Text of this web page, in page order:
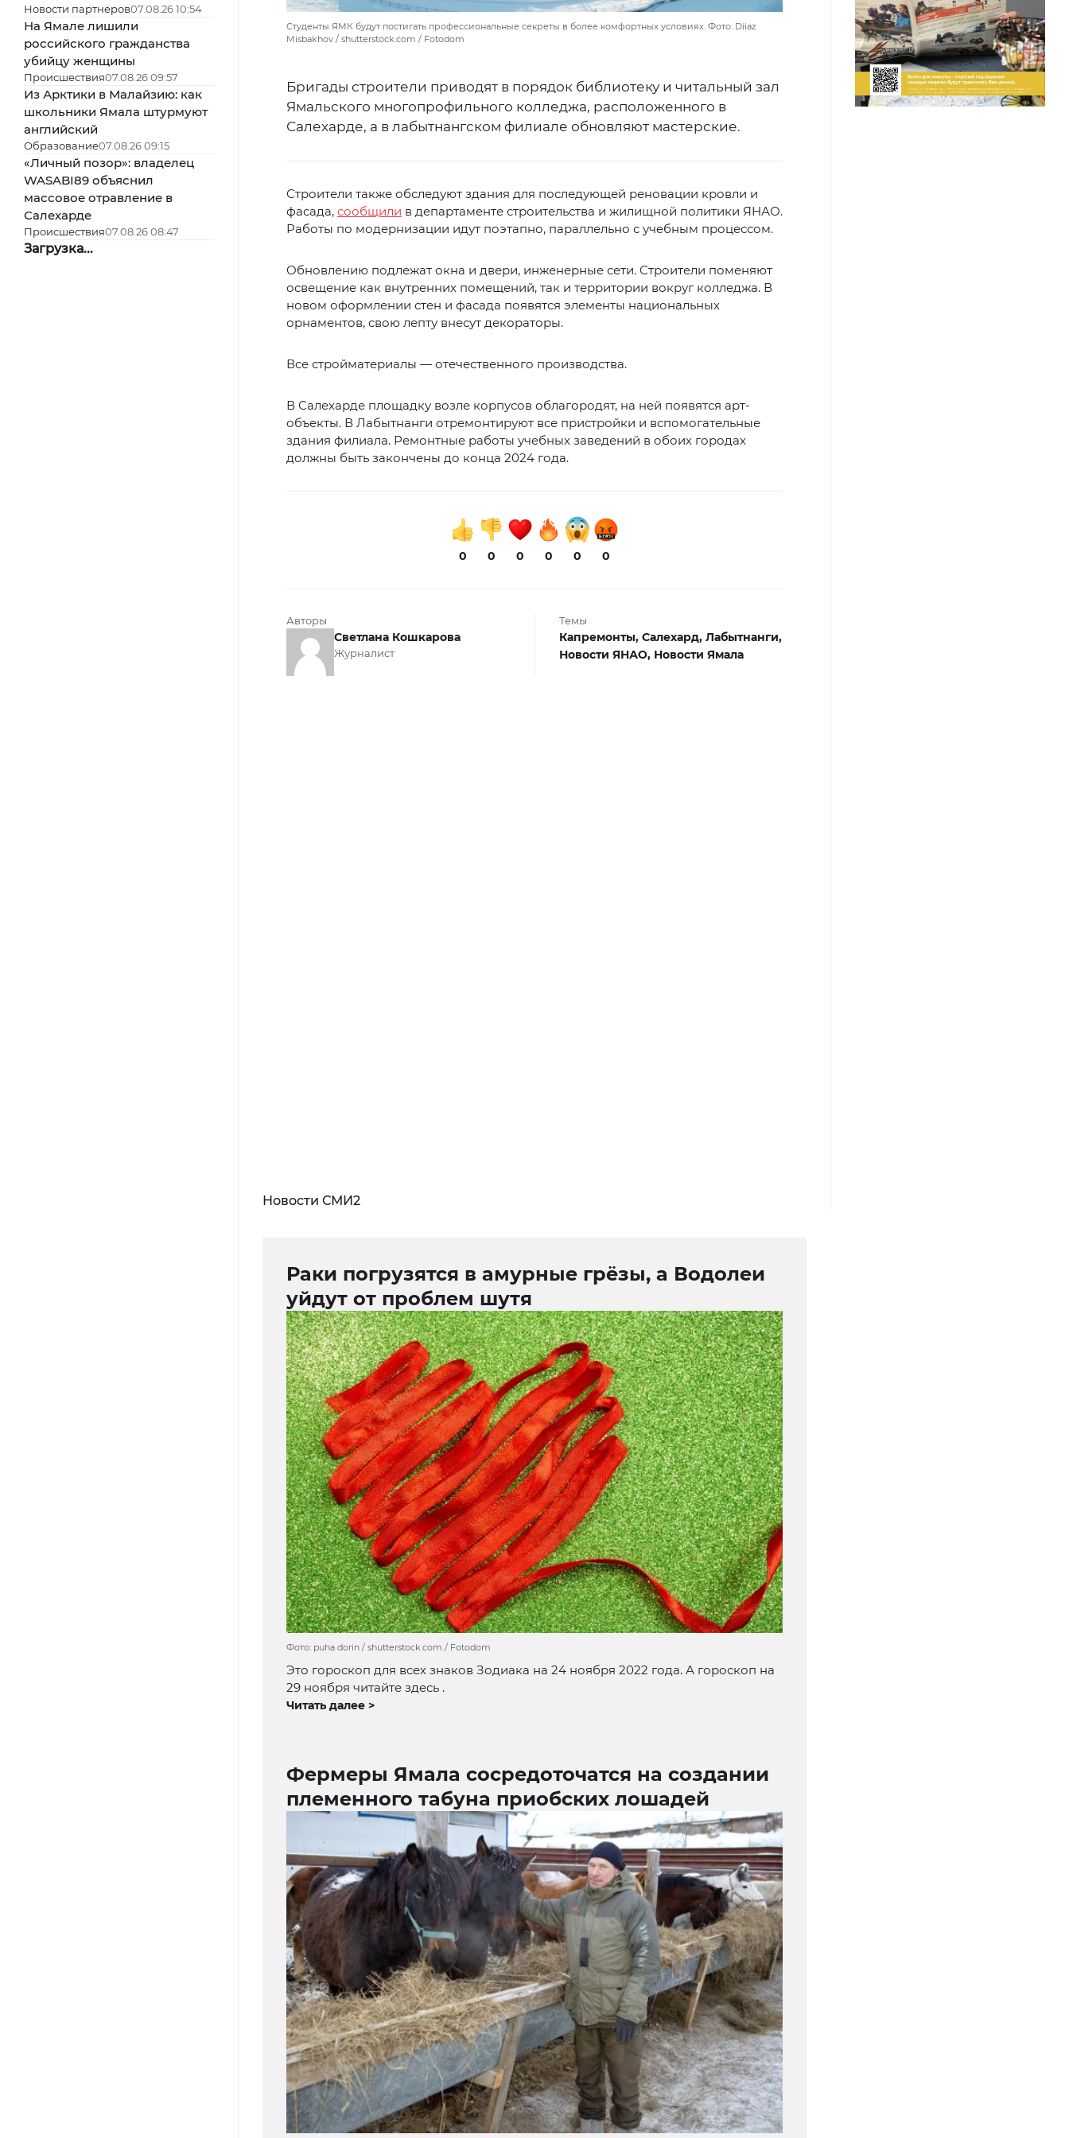
Новости партнёров07.08.26 10:54
На Ямале лишили
российского гражданства
убийцу женщины
Происшествия07.08.26 09:57
Из Арктики в Малайзию: как
школьники Ямала штурмуют
английский
Образование07.08.26 09:15
«Личный позор»: владелец
WASABI89 объяснил
массовое отравление в
Салехарде
Происшествия07.08.26 08:47
Загрузка...
Студенты ЯМК будут постигать профессиональные секреты в более комфортных условиях. Фото: Diiaz
Misbakhov / shutterstock.com / Fotodom
Бригады строители приводят в порядок библиотеку и читальный зал
Ямальского многопрофильного колледжа, расположенного в
Салехарде, а в лабытнангском филиале обновляют мастерские.
Строители также обследуют здания для последующей реновации кровли и
фасада, сообщили в департаменте строительства и жилищной политики ЯНАО.
Работы по модернизации идут поэтапно, параллельно с учебным процессом.
Обновлению подлежат окна и двери, инженерные сети. Строители поменяют
освещение как внутренних помещений, так и территории вокруг колледжа. В
новом оформлении стен и фасада появятся элементы национальных
орнаментов, свою лепту внесут декораторы.
Все стройматериалы — отечественного производства.
В Салехарде площадку возле корпусов облагородят, на ней появятся арт-
объекты. В Лабытнанги отремонтируют все пристройки и вспомогательные
здания филиала. Ремонтные работы учебных заведений в обоих городах
должны быть закончены до конца 2024 года.
0 0 0 0 0 0
Авторы
Светлана Кошкарова
Журналист
Темы
Капремонты, Салехард, Лабытнанги,
Новости ЯНАО, Новости Ямала
Новости СМИ2
Раки погрузятся в амурные грёзы, а Водолеи
уйдут от проблем шутя
Фото: puha dorin / shutterstock.com / Fotodom
Это гороскоп для всех знаков Зодиака на 24 ноября 2022 года. А гороскоп на
29 ноября читайте здесь .
Читать далее >
Фермеры Ямала сосредоточатся на создании
племенного табуна приобских лошадей